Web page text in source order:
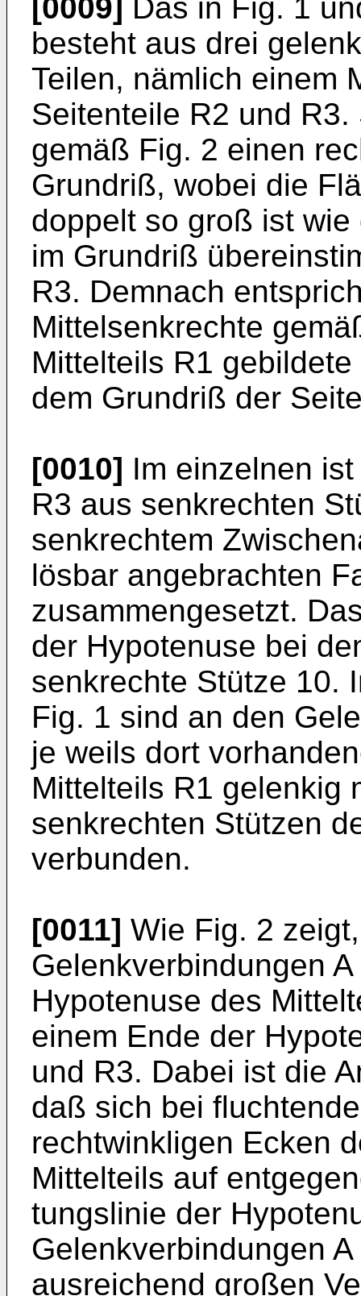
[0009]
Das in Fig. 1
besteht aus drei
Teilen, nämlich einem
Seitenteile R2 und
gemäß Fig. 2 einen
Grundriß, wobei die
doppelt so groß ist
im Grundriß
R3. Demnach
Mittelsenkrechte
Mittel­teils R1
dem Grundriß der
[0010] Im einzelnen
R3 aus senkrech­ten
senkrechtem
lösbar angebrachten
zusammengesetzt.
der Hypotenuse bei
senkrechte Stütze 10.
Fig. 1 sind an den
je­ weils dort
Mittelteils R1 gelenkig
senkrechten Stützen
verbunden.
[0011] Wie Fig. 2
Gelenkverbindungen
Hypotenuse des
einem Ende der
und R3. Dabei ist die
daß sich bei
rechtwinkligen Ecken
Mittelteils auf
tungslinie der
Gelenkverbindungen
ausreichend großen